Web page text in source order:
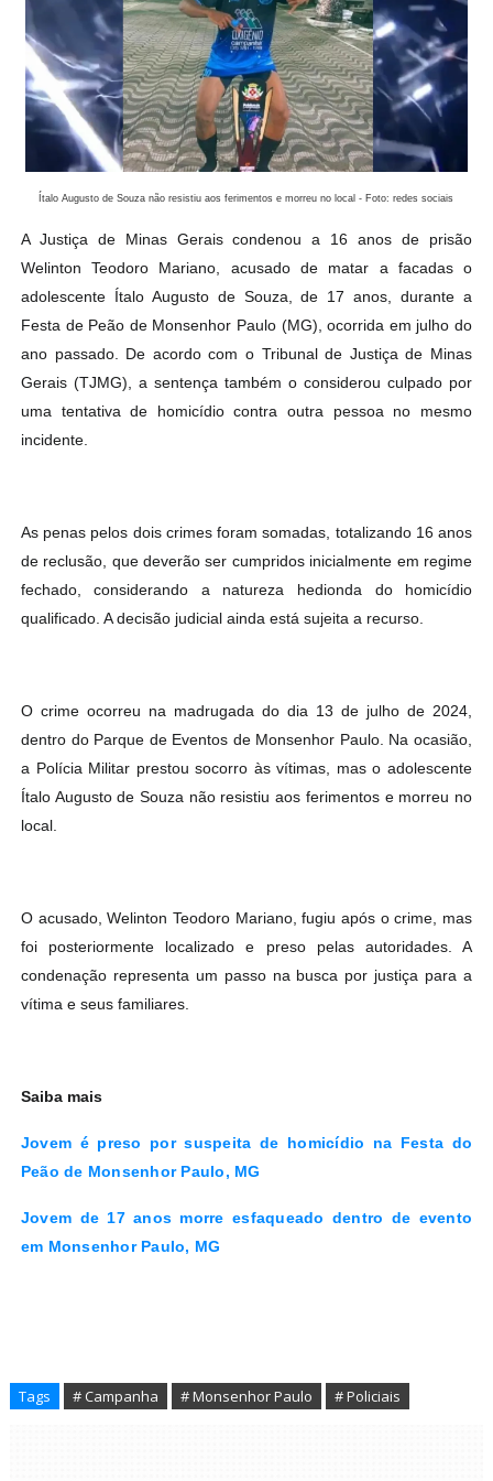
Ítalo Augusto de Souza não resistiu aos ferimentos e morreu no local - Foto: redes sociais
A Justiça de Minas Gerais condenou a 16 anos de prisão
Welinton Teodoro Mariano, acusado de matar a facadas o
adolescente Ítalo Augusto de Souza, de 17 anos, durante a
Festa de Peão de Monsenhor Paulo (MG), ocorrida em julho do
ano passado. De acordo com o Tribunal de Justiça de Minas
Gerais (TJMG), a sentença também o considerou culpado por
uma tentativa de homicídio contra outra pessoa no mesmo
incidente.
As penas pelos dois crimes foram somadas, totalizando 16 anos
de reclusão, que deverão ser cumpridos inicialmente em regime
fechado, considerando a natureza hedionda do homicídio
qualificado. A decisão judicial ainda está sujeita a recurso.
O crime ocorreu na madrugada do dia 13 de julho de 2024,
dentro do Parque de Eventos de Monsenhor Paulo. Na ocasião,
a Polícia Militar prestou socorro às vítimas, mas o adolescente
Ítalo Augusto de Souza não resistiu aos ferimentos e morreu no
local.
O acusado, Welinton Teodoro Mariano, fugiu após o crime, mas
foi posteriormente localizado e preso pelas autoridades. A
condenação representa um passo na busca por justiça para a
vítima e seus familiares.
Saiba mais
Jovem é preso por suspeita de homicídio na Festa do
Peão de Monsenhor Paulo, MG
Jovem de 17 anos morre esfaqueado dentro de evento
em Monsenhor Paulo, MG
Tags # Campanha # Monsenhor Paulo # Policiais